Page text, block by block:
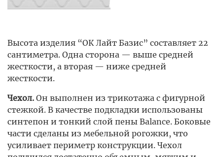
Высота изделия “ОК Лайт Базис” составляет 22
сантиметра. Одна сторона — выше средней
жесткости, а вторая — ниже средней
жесткости.
Чехол. Он выполнен из трикотажа с фигурной
стежкой. В качестве подкладки использованы
синтепон и тонкий слой пены Balance. Боковые
части сделаны из мебельной рогожки, что
усиливает периметр конструкции. Чехол